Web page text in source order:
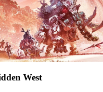
West